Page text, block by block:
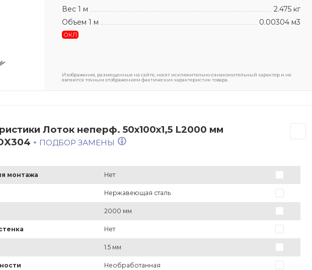
Вес 1 м
2.475 кг
Объем 1 м
0.00304 м3
ОКЛ
Изображения, размещенные на сайте, носят исключительно ознакомительный характер и не
являются точным отображением фактических характеристик товара.
Лоток неперф. 50х100х1,5 L2000 мм
+ ПОДБОР ЗАМЕНЫ
монтажа Нет
Нержавеющая сталь
2000 мм
Нет
1.5 мм
Необработанная